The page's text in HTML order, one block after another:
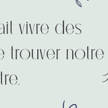
vivre des
trouver notre